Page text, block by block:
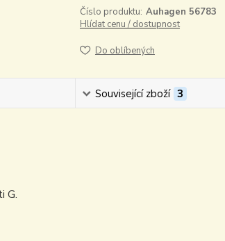
Číslo produktu: Auhagen 56783
Hlídat cenu / dostupnost
Do oblíbených
Související zboží 3
G.